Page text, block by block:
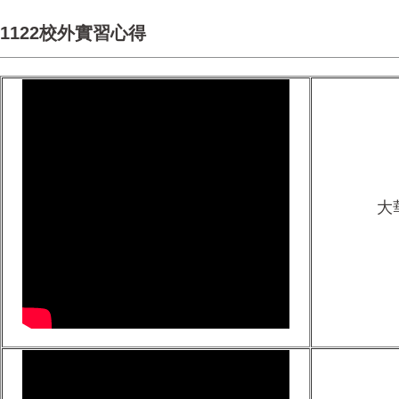
1122校外實習心得
大